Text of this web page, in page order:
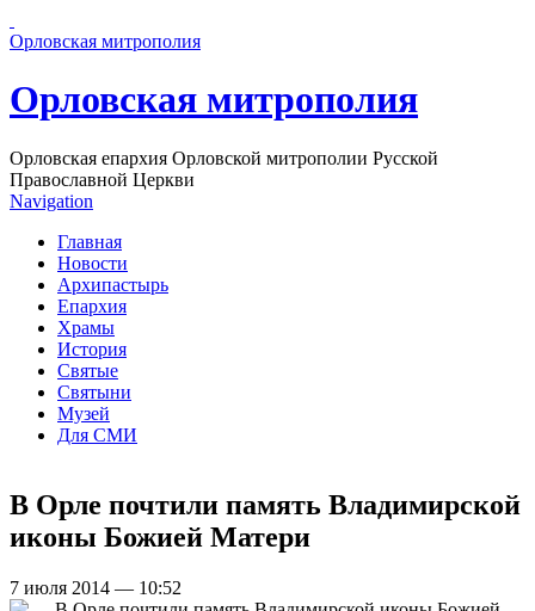
Орловская митрополия
Орловская митрополия
Орловская епархия Орловской митрополии Русской
Православной Церкви
Navigation
Главная
Новости
Архипастырь
Епархия
Храмы
История
Святые
Святыни
Музей
Для СМИ
В Орле почтили память Владимирской
иконы Божией Матери
7 июля 2014 — 10:52